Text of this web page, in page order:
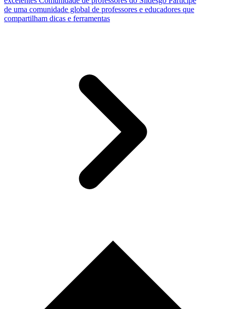
de uma comunidade global de professores e educadores que
compartilham dicas e ferramentas